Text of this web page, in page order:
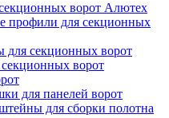
ворот Алютех
профили для секционных
для секционных ворот
ворот
для панелей ворот
для сборки полотна